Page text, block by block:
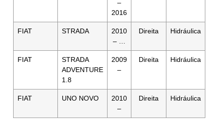
–
2016
FIAT STRADA
2010
– …
Direita Hidráulica
FIAT
STRADA
ADVENTURE
1.8
2009
–
Direita Hidráulica
FIAT UNO NOVO
2010
–
Direita Hidráulica